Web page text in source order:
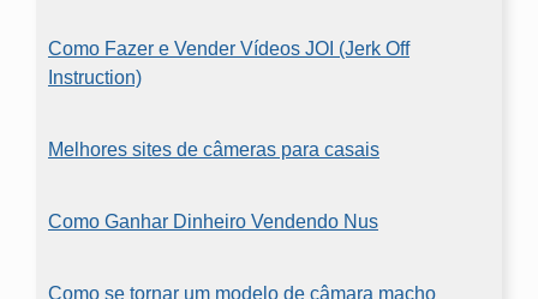
Como Fazer e Vender Vídeos JOI (Jerk Off
Instruction)
Melhores sites de câmeras para casais
Como Ganhar Dinheiro Vendendo Nus
Como se tornar um modelo de câmara macho